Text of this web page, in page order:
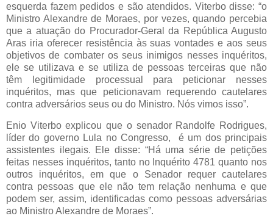
esquerda fazem pedidos e são atendidos. Viterbo disse: “o
Ministro Alexandre de Moraes, por vezes, quando percebia
que a atuação do Procurador-Geral da República Augusto
Aras iria oferecer resistência às suas vontades e aos seus
objetivos de combater os seus inimigos nesses inquéritos,
ele se utilizava e se utiliza de pessoas terceiras que não
têm legitimidade processual para peticionar nesses
inquéritos, mas que peticionavam requerendo cautelares
contra adversários seus ou do Ministro. Nós vimos isso”.
Enio Viterbo explicou que o senador Randolfe Rodrigues,
líder do governo Lula no Congresso, é um dos principais
assistentes ilegais. Ele disse: “Há uma série de petições
feitas nesses inquéritos, tanto no Inquérito 4781 quanto nos
outros inquéritos, em que o Senador requer cautelares
contra pessoas que ele não tem relação nenhuma e que
podem ser, assim, identificadas como pessoas adversárias
ao Ministro Alexandre de Moraes”.